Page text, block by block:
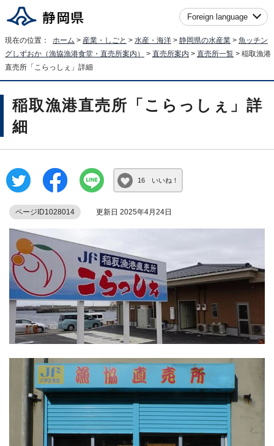
Foreign language
現在の位置： ホーム > 産業・しごと > 水産・海洋 > 静岡県の水産業 > 魚ッチン
グしずおか（漁協漁港食堂・直売所案内）
> 直売所案内 > 直売所一覧 > 稲取漁港
直売所「こらっしぇ」詳細
稲取漁港直売所「こらっしぇ」詳
細
16 いいね！
ページID1028014 更新日 2025年4月24日